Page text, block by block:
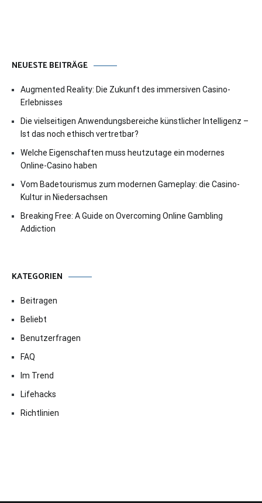
NEUESTE BEITRÄGE
Augmented Reality: Die Zukunft des immersiven Casino-
Erlebnisses
Die vielseitigen Anwendungsbereiche künstlicher Intelligenz –
Ist das noch ethisch vertretbar?
Welche Eigenschaften muss heutzutage ein modernes
Online-Casino haben
Vom Badetourismus zum modernen Gameplay: die Casino-
Kultur in Niedersachsen
Breaking Free: A Guide on Overcoming Online Gambling
Addiction
KATEGORIEN
Beitragen
Beliebt
Benutzerfragen
FAQ
Im Trend
Lifehacks
Richtlinien